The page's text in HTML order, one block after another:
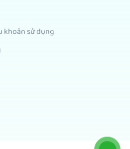
khoản sử dụng